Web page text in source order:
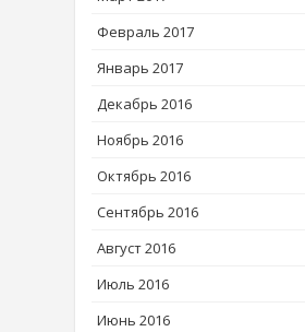
Февраль 2017
Январь 2017
Декабрь 2016
Ноябрь 2016
Октябрь 2016
Сентябрь 2016
Август 2016
Июль 2016
Июнь 2016